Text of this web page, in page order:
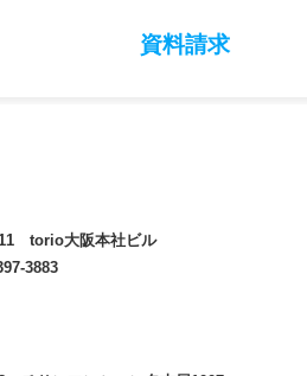
資料請求
11 torio大阪本社ビル
3883